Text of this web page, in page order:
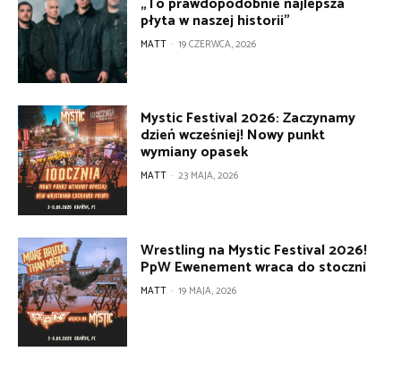
płyta w naszej historii”
MATT - 19 CZERWCA, 2026
Mystic Festival 2026: Zaczynamy
dzień wcześniej! Nowy punkt
wymiany opasek
MATT - 23 MAJA, 2026
Wrestling na Mystic Festival 2026!
PpW Ewenement wraca do stoczni
MATT - 19 MAJA, 2026